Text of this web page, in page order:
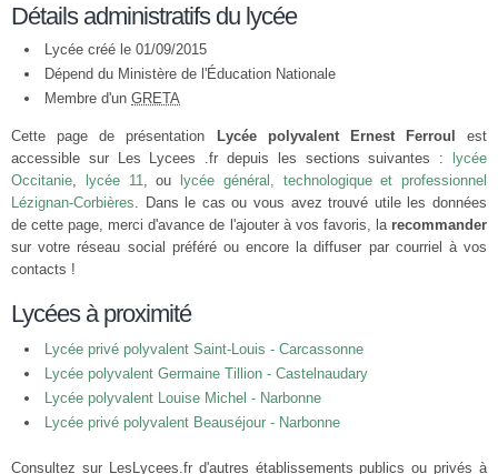
Détails administratifs du lycée
Lycée créé le 01/09/2015
Dépend du Ministère de l'Éducation Nationale
Membre d'un GRETA
Cette page de présentation Lycée polyvalent Ernest Ferroul
est
accessible sur Les Lycees .fr depuis les sections suivantes :
lycée
Occitanie, lycée 11, ou
lycée général, technologique et professionnel
Lézignan-Corbières. Dans le cas ou vous avez trouvé utile les données
de cette page, merci d'avance de l'ajouter à vos favoris, la recommander
sur votre réseau social préféré ou encore la diffuser par courriel à vos
contacts !
Lycées à proximité
Lycée privé polyvalent Saint-Louis - Carcassonne
Lycée polyvalent Germaine Tillion - Castelnaudary
Lycée polyvalent Louise Michel - Narbonne
Lycée privé polyvalent Beauséjour - Narbonne
Consultez sur LesLycees.fr d'autres établissements publics ou privés à